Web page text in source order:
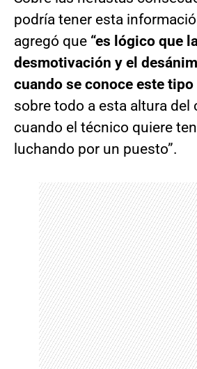
podría tener esta
agregó que “es lógico que
desmotivación y el
cuando se conoce este
sobre todo a esta altura del
cuando el técnico quiere
luchando por un puesto”.